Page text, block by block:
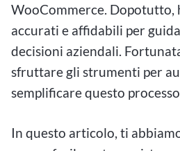
WooCommerce. Dopotutto,
accurati e affidabili per
decisioni aziendali.
sfruttare gli strumenti per
semplificare questo processo.
In questo articolo, ti